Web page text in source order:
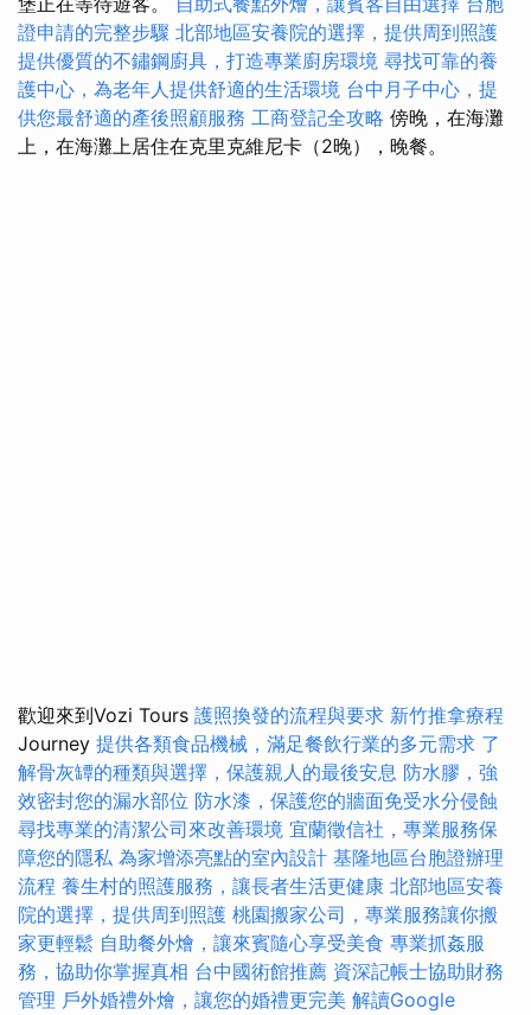
證申請的完整步驟 北部地區安養院的選擇，提供周到照護
提供優質的不鏽鋼廚具，打造專業廚房環境 尋找可靠的養
護中心，為老年人提供舒適的生活環境 台中月子中心，提
供您最舒適的產後照顧服務 工商登記全攻略 傍晚，在海灘
上，在海灘上居住在克里克維尼卡（2晚），晚餐。
歡迎來到Vozi Tours 護照換發的流程與要求 新竹推拿療程
Journey 提供各類食品機械，滿足餐飲行業的多元需求 了
解骨灰罈的種類與選擇，保護親人的最後安息 防水膠，強
效密封您的漏水部位 防水漆，保護您的牆面免受水分侵蝕
尋找專業的清潔公司來改善環境 宜蘭徵信社，專業服務保
障您的隱私 為家增添亮點的室內設計 基隆地區台胞證辦理
流程 養生村的照護服務，讓長者生活更健康 北部地區安養
院的選擇，提供周到照護 桃園搬家公司，專業服務讓你搬
家更輕鬆 自助餐外燴，讓來賓隨心享受美食 專業抓姦服
務，協助你掌握真相 台中國術館推薦 資深記帳士協助財務
管理 戶外婚禮外燴，讓您的婚禮更完美 解讀Google